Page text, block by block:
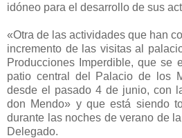
idóneo para el desarrollo de sus
«Otra de las actividades que han
incremento de las visitas al
Producciones Imperdible, que se
patio central del Palacio de los
desde el pasado 4 de junio, con
don Mendo» y que está siendo
durante las noches de verano de
Delegado.